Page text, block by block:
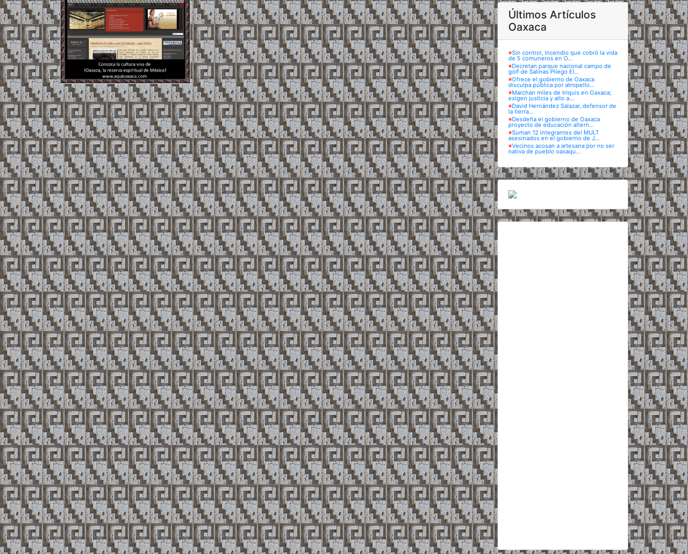
Últimos Artículos
Oaxaca
※Sin control, incendio que cobró la vida
de 5 comuneros en O...
※Decretan parque nacional campo de
golf de Salinas Pliego El...
※Ofrece el gobierno de Oaxaca
disculpa pública por atropello...
※Marchan miles de triquis en Oaxaca;
exigen justicia y alto a...
※David Hernández Salazar, defensor de
la tierra...
※Desdeña el gobierno de Oaxaca
proyecto de educación altern...
※Suman 12 integrantes del MULT
asesinados en el gobierno de J...
※Vecinos acosan a artesana por no ser
nativa de pueblo oaxaqu...